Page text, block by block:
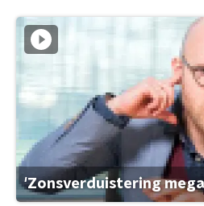
'Zonsverduistering